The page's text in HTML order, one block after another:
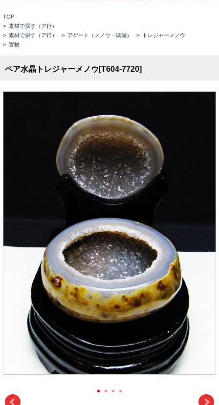
TOP
> 素材で探す（ア行）
> 素材で探す（ア行） > アゲート（メノウ・瑪瑙） > トレジャーメノウ
> 置物
ペア水晶トレジャーメノウ[T604-7720]